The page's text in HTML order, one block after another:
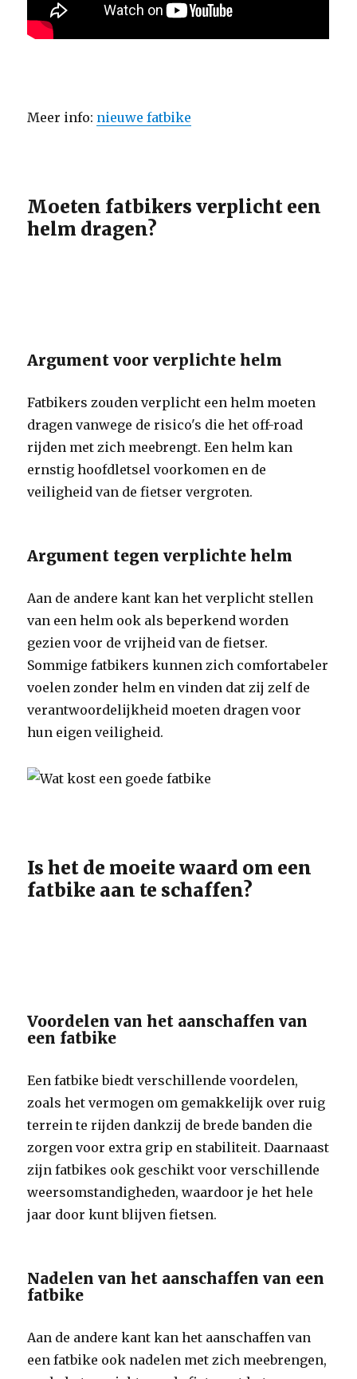
Meer info: nieuwe fatbike
Moeten fatbikers verplicht een
helm dragen?
Argument voor verplichte helm
Fatbikers zouden verplicht een helm moeten
dragen vanwege de risico's die het off-road
rijden met zich meebrengt. Een helm kan
ernstig hoofdletsel voorkomen en de
veiligheid van de fietser vergroten.
Argument tegen verplichte helm
Aan de andere kant kan het verplicht stellen
van een helm ook als beperkend worden
gezien voor de vrijheid van de fietser.
Sommige fatbikers kunnen zich comfortabeler
voelen zonder helm en vinden dat zij zelf de
verantwoordelijkheid moeten dragen voor
hun eigen veiligheid.
Is het de moeite waard om een
fatbike aan te schaffen?
Voordelen van het aanschaffen van
een fatbike
Een fatbike biedt verschillende voordelen,
zoals het vermogen om gemakkelijk over ruig
terrein te rijden dankzij de brede banden die
zorgen voor extra grip en stabiliteit. Daarnaast
zijn fatbikes ook geschikt voor verschillende
weersomstandigheden, waardoor je het hele
jaar door kunt blijven fietsen.
Nadelen van het aanschaffen van een
fatbike
Aan de andere kant kan het aanschaffen van
een fatbike ook nadelen met zich meebrengen,